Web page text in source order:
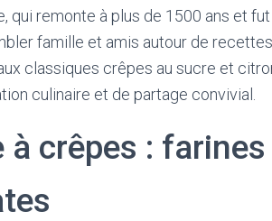
remonte à plus de 1500 ans et
famille et amis autour de
classiques crêpes au sucre et
culinaire et de partage convivial.
crêpes : farines